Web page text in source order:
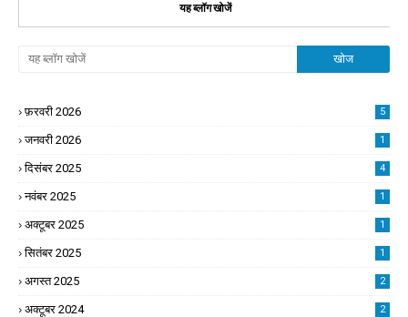
यह ब्लॉग खोजें
फ़रवरी 2026 5
जनवरी 2026 1
दिसंबर 2025 4
नवंबर 2025 1
अक्टूबर 2025 1
सितंबर 2025 1
अगस्त 2025 2
अक्टूबर 2024 2